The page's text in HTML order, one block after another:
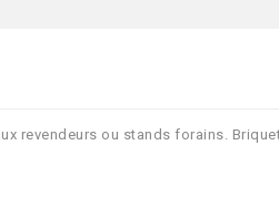
revendeurs ou stands forains.